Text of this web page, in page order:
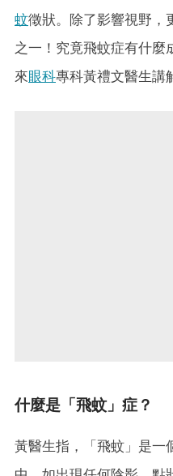
蚊徵狀。除了影響視野，
之一！究竟飛蚊症有什麼
來眼科專科黃禮文醫生講
什麼是「飛蚊」症？
黃醫生指，「飛蚊」是一